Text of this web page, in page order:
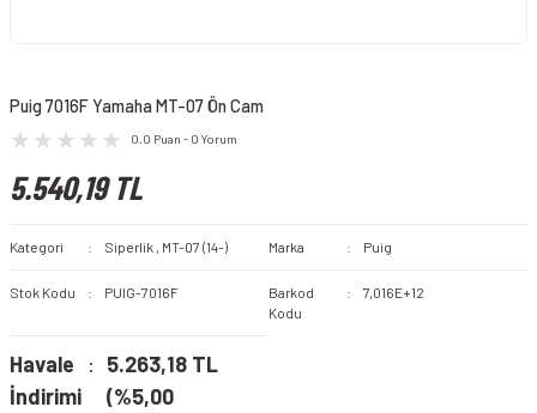
Puig 7016F Yamaha MT-07 Ön Cam
0.0 Puan - 0 Yorum
5.540,19 TL
Kategori Siperlik , MT-07 (14-) Marka Puig
Stok Kodu PUIG-7016F
Barkod
Kodu
7,016E+12
Havale
İndirimi
5.263,18 TL
(%5,00